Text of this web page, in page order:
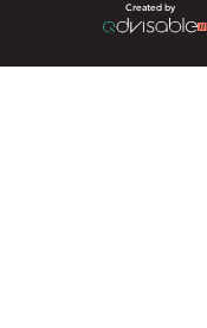
Created by